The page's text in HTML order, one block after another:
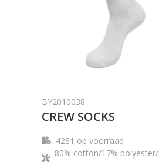
BY2010038
CREW SOCKS
4281 op voorraad
80% cotton/17%